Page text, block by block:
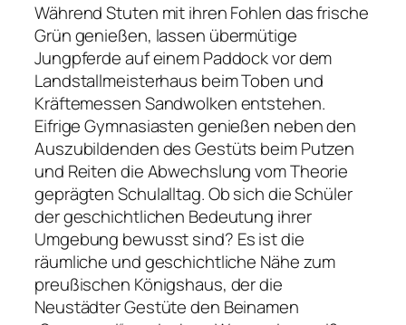
Während Stuten mit ihren Fohlen das frische
Grün genießen, lassen übermütige
Jungpferde auf einem Paddock vor dem
Landstallmeisterhaus beim Toben und
Kräftemessen Sandwolken entstehen.
Eifrige Gymnasiasten genießen neben den
Auszubildenden des Gestüts beim Putzen
und Reiten die Abwechslung vom Theorie
geprägten Schulalltag. Ob sich die Schüler
der geschichtlichen Bedeutung ihrer
Umgebung bewusst sind? Es ist die
räumliche und geschichtliche Nähe zum
preußischen Königshaus, der die
Neustädter Gestüte den Beinamen